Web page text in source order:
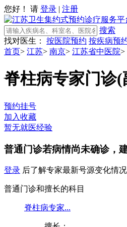
您好！ 请 登录 | 注册
搜索
找对医生：
按医院预约 按疾病预
首页> 江苏> 南京> 江苏省中医院>
脊柱病专家门诊(
预约挂号
加入收藏
暂无就医经验
普通门诊若病情尚未确诊，
登录 后了解专家最新号源变化情况
普通门诊和擅长的科目
脊柱病专家...